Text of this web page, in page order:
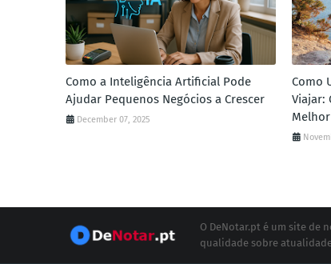
Como a Inteligência Artificial Pode
Ajudar Pequenos Negócios a Crescer
December 07, 2025
Como
Viajar:
O DeNotar.pt é um site de
qualidade sobre